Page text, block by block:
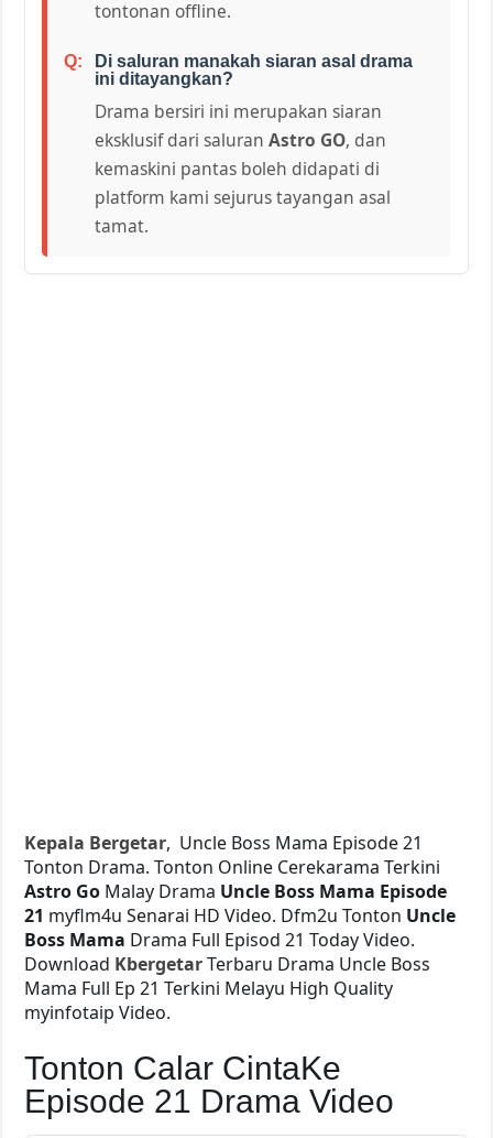
tontonan offline.
Di saluran manakah siaran asal drama
ini ditayangkan?
Drama bersiri ini merupakan siaran
eksklusif dari saluranAstro GO, dan
kemaskini pantas boleh didapati di
platform kami sejurus tayangan asal
tamat.
Kepala Bergetar, Uncle Boss Mama Episode 21
Tonton Drama. Tonton Online Cerekarama Terkini
Astro Go Malay Drama Uncle Boss Mama Episode
21 myflm4u Senarai HD Video. Dfm2u Tonton Uncle
Boss Mama Drama Full Episod 21 Today Video.
Download KbergetarTerbaru Drama Uncle Boss
Mama Full Ep 21 Terkini Melayu High Quality
myinfotaip Video.
Tonton Calar CintaKe
Episode 21 Drama Video